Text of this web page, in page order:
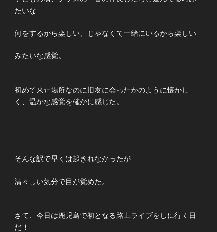
たいな
何をするから楽しい、じゃなくて一緒にいるから楽しい
みたいな感覚。
初めて来た場所なのに旧友に会ったかのように懐かし
く、温かな感覚を確かに感じた。
そんな訳で早くは起きれなかったが
清々しい気分で目が覚めた。
さて、今日は鹿児島で初となる路上ライブをしに行く日
だ！